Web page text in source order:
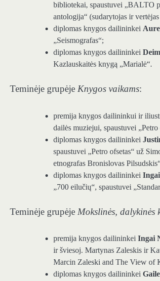
bibliotekai, spaustuvei „BALTO
antologija“ (sudarytojas ir
diplomas knygos dailininkei
„Seismografas“;
diplomas knygos dailininkei
Kazlauskaitės knygą „Marialė“.
Teminėje grupėje Knygos vaikams:
premija knygos dailininkui ir
dailės muziejui, spaustuvei
diplomas knygos dailininkei
spaustuvei „Petro ofsetas“ už
etnografas Bronislovas
diplomas knygos dailininkei
„700 eilučių“, spaustuvei
Teminėje grupėje Mokslinės, dalykinės
premija knygos dailininkei Ingai
ir šviesoj. Martynas Zaleskis ir
Marcin Zaleski and The View of
diplomas knygos dailininkei